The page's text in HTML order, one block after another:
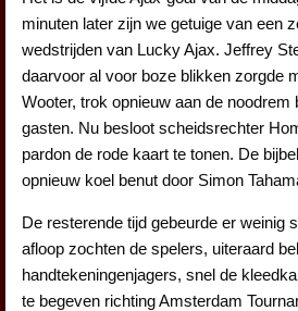
minuten later zijn we getuige van een
wedstrijden van Lucky Ajax. Jeffrey
daarvoor al voor boze blikken zorgde
Wooter, trok opnieuw aan de noodrem
gasten. Nu besloot scheidsrechter
pardon de rode kaart te tonen. De
opnieuw koel benut door Simon
De resterende tijd gebeurde er weinig
afloop zochten de spelers, uiteraard
handtekeningenjagers, snel de
te begeven richting Amsterdam